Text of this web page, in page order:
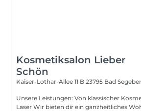
Kosmetiksalon Lieber
Schön
Kaiser-Lothar-Allee 11 B 23795 Bad
Unsere Leistungen: Von klassischer
Laser Wir bieten dir ein ganzheitliches